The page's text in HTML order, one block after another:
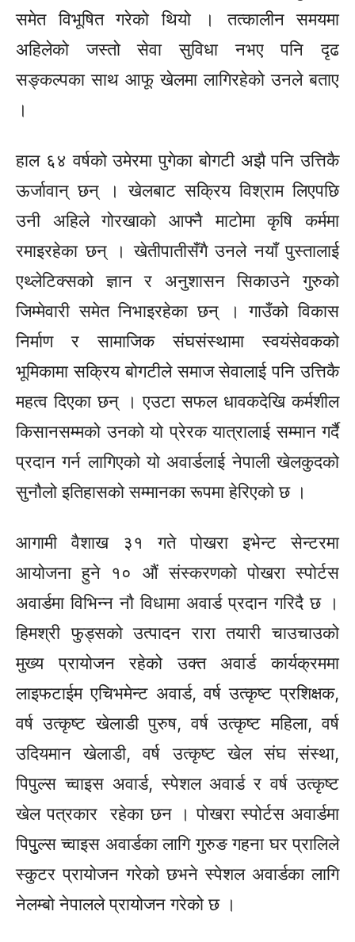
समेत विभूषित गरेको थियो । तत्कालीन समयमा
अहिलेको जस्तो सेवा सुविधा नभए पनि दृढ
सङ्कल्पकासाथ आफू खेलमा लागिरहेको उनले बताए
।
हाल ६४ वर्षको उमेरमा पुगेका बोगटी अझै पनि उत्तिकै
ऊर्जावान् छन् । खेलबाट सक्रिय विश्राम लिएपछि
उनी अहिले गोरखाको आफ्नै माटोमा कृषि कर्ममा
रमाइरहेका छन् । खेतीपातीसँगै उनले नयाँ पुस्तालाई
एथ्लेटिक्सको ज्ञान र अनुशासन सिकाउने गुरुको
जिम्मेवारी समेत निभाइरहेका छन् । गाउँको विकास
निर्माण र सामाजिक संघसंस्थामा स्वयंसेवकको
भूमिकामा सक्रिय बोगटीले समाज सेवालाई पनि उत्तिकै
महत्व दिएका छन् । एउटा सफल धावकदेखि कर्मशील
किसानसम्मको उनको यो प्रेरक यात्रालाई सम्मान गर्दै
प्रदान गर्न लागिएको यो अवार्डलाई नेपाली खेलकुदको
सुनौलो इतिहासको सम्मानका रूपमा हेरिएको छ ।
आगामी वैशाख ३१ गते पोखरा इभेन्ट सेन्टरमा
आयोजना हुने १० औं संस्करणको पोखरा स्पोर्टस
अवार्डमा विभिन्न नौ विधामा अवार्ड प्रदान गरिदै छ ।
हिमश्री फुड्सको उत्पादन रारा तयारी चाउचाउको
मुख्य प्रायोजन रहेको उक्त अवार्ड कार्यक्रममा
लाइफटाईम एचिभमेन्ट अवार्ड, वर्ष उत्कृष्ट प्रशिक्षक,
वर्ष उत्कृष्ट खेलाडी पुरुष, वर्ष उत्कृष्ट महिला, वर्ष
उदियमान खेलाडी, वर्ष उत्कृष्ट खेल संघ संस्था,
पिपुल्स च्वाइस अवार्ड, स्पेशल अवार्ड र वर्ष उत्कृष्ट
खेल पत्रकार रहेका छन । पोखरा स्पोर्टस अवार्डमा
पिपुुल्स च्वाइस अवार्डका लागि गुरुङ गहना घर प्रालिले
स्कुटर प्रायोजन गरेको छभने स्पेशल अवार्डका लागि
नेलम्बो नेपालले प्रायोजन गरेको छ ।